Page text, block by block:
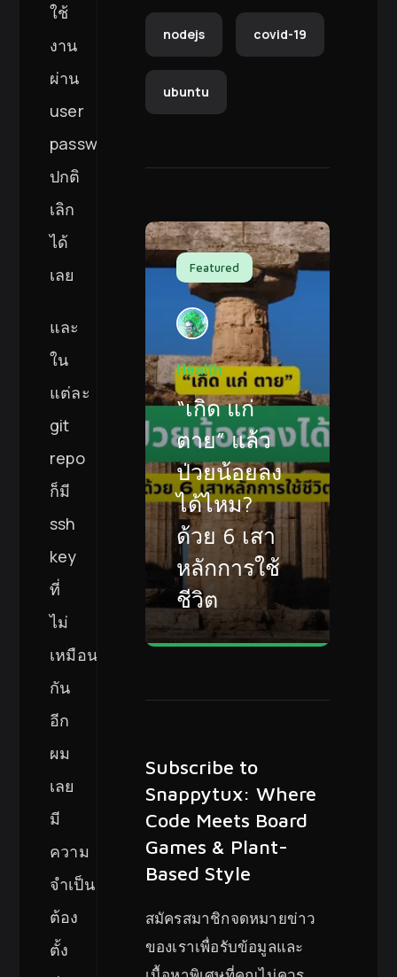
ใช้
งาน
ผ่าน
user
password
ปกติ
เลิก
ได้
เลย
และ
ใน
แต่ละ
git
repo
ก็มี
ssh
key
ที่
ไม่
เหมือน
กัน
อีก
ผม
เลย
มี
ความ
จำเป็น
ต้อง
ตั้ง
nodejs covid-19
ubuntu
Featured
Health
“เกิด แก่
ตาย” แล้ว
ป่วยน้อยลง
ได้ไหม?
ด้วย 6 เสา
หลักการใช้
ชีวิต
Subscribe to
Snappytux: Where
Code Meets Board
Games & Plant-
Based Style
สมัครสมาชิกจดหมายข่าว
ของเราเพื่อรับข้อมูลและ